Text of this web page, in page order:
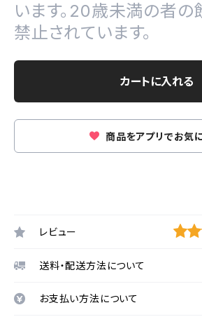
います。20歳未満の者
禁止されています。
カートに入れる
商品をアプリでお気
レビュー
送料・配送方法について
お支払い方法について